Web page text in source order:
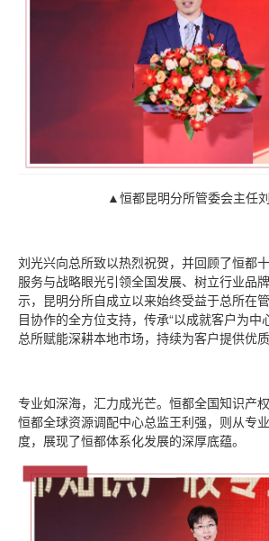
▲恒都昆明分所管委会主任
刘光兴向总所致以热烈祝贺，并回顾了恒都
服务与战略眼光引领全国发展、树立行业品
示，昆明分所自成立以来始终受益于总所在
目协作的全方位支持，传承“以成就客户为中
总所赋能深耕本地市场，持续为客户提供优
专业如深海，汇力成光芒。恒都全国知识产
恒都全球资源调配中心总监王利强，则从专
度，展现了恒都体系化发展的深厚底蕴。